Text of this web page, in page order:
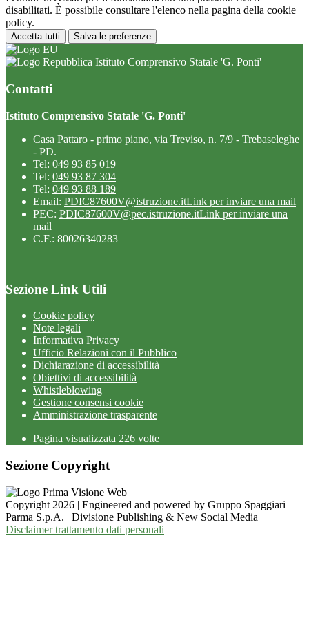
disabilitati. È possibile consultare l'elenco nella pagina della cookie
policy.
Accetta tutti Salva le preferenze
Istituto Comprensivo Statale 'G. Ponti'
Contatti
Istituto Comprensivo Statale 'G. Ponti'
Casa Pattaro - primo piano, via Treviso, n. 7/9 - Trebaseleghe
- PD.
Tel: 049 93 85 019
Tel: 049 93 87 304
Tel: 049 93 88 189
Email: PDIC87600V@istruzione.itLink per inviare una mail
PEC: PDIC87600V@pec.istruzione.itLink per inviare una
mail
C.F.: 80026340283
Sezione Link Utili
Cookie policy
Note legali
Informativa Privacy
Ufficio Relazioni con il Pubblico
Dichiarazione di accessibilità
Obiettivi di accessibilità
Whistleblowing
Gestione consensi cookie
Amministrazione trasparente
Pagina visualizzata 226 volte
Sezione Copyright
Copyright 2026 | Engineered and powered by Gruppo Spaggiari
Parma S.p.A. | Divisione Publishing & New Social Media
Disclaimer trattamento dati personali